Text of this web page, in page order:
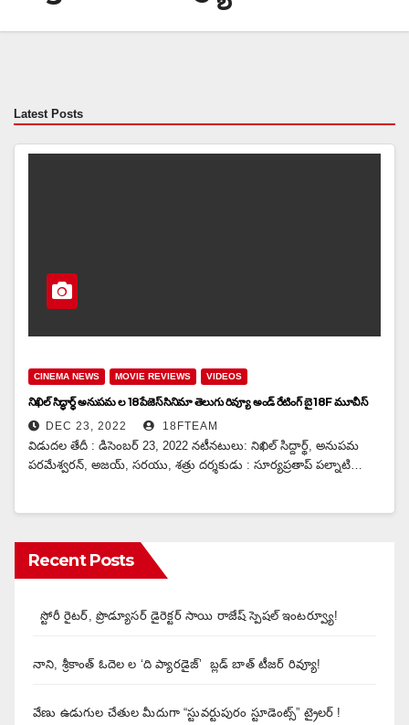
Latest Posts
CINEMA NEWS MOVIE REVIEWS VIDEOS
నిఖిల్ సిద్ధార్థ్ అనుపమ ల 18పేజెస్ సినిమా తెలుగు రివ్యూ అండ్ రేటింగ్ బై 18F మూవీస్
DEC 23, 2022 18FTEAM
విడుదల తేదీ : డిసెంబర్ 23, 2022 నటీనటులు: నిఖిల్ సిద్దార్థ్, అనుపమ
పరమేశ్వరన్, అజయ్, సరయు, శత్రు దర్శకుడు : సూర్యప్రతాప్ పల్నాటి…
Recent Posts
స్టోరీ రైటర్, ప్రొడ్యూసర్ డైరెక్టర్ సాయి రాజేష్ స్పెషల్ ఇంటర్వ్యూ!
నాని, శ్రీకాంత్ ఓదెల ల ‘ది ప్యారడైజ్’ బ్లడ్ బాత్ టీజర్ రివ్యూ!
వేణు ఉడుగుల చేతుల మీదుగా “స్టువర్టుపురం స్టూడెంట్స్” ట్రైలర్ !